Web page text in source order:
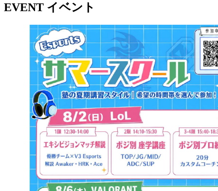
EVENT イベント